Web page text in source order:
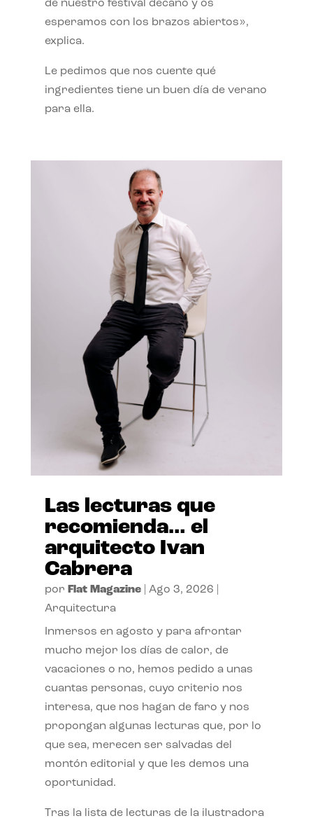
de nuestro festival decano y os
esperamos con los brazos abiertos»,
explica.
Le pedimos que nos cuente qué
ingredientes tiene un buen día de verano
para ella.
Las lecturas que
recomienda… el
arquitecto Ivan
Cabrera
por Flat Magazine| Ago 3, 2026
Arquitectura
Inmersos en agosto y para afrontar
mucho mejor los días de calor, de
vacaciones o no, hemos pedido a unas
cuantas personas, cuyo criterio nos
interesa, que nos hagan de faro y nos
propongan algunas lecturas que, por lo
que sea, merecen ser salvadas del
montón editorial y que les demos una
oportunidad.
Tras la lista de lecturas de la ilustradora